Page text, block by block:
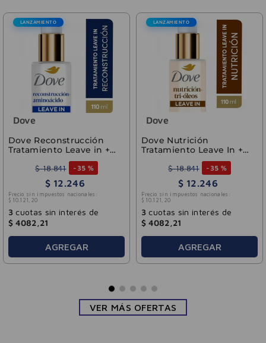
LANZAMIENTO
Dove
Dove Reconstrucción
Tratamiento Leave in +
Aminoácidos 110ml
$ 18.841 - 35 %
$ 12.246
Precio sin impuestos nacionales:
$ 10.121 , 20
3 cuotas sin interés de
$ 4082 21
AGREGAR
LANZAMIENTO
Dove
Dove Nutrición
Tratamiento Leave In +
Tri-Óleos 110 ml
$ 18.841 - 35 %
$ 12.246
Precio sin impuestos nacionales:
$ 10.121 , 20
3 cuotas sin interés de
$ 4082 21
AGREGAR
VER MÁS OFERTAS